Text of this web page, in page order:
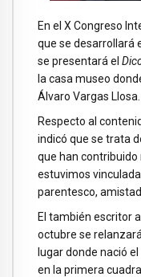
En el X Congreso
que se desarrollará
se presentará el
la casa museo
Álvaro Vargas Llosa.
Respecto al
indicó que se trata
que han
estuvimos
parentesco,
El también escritor
octubre se
lugar donde nació
en la primera